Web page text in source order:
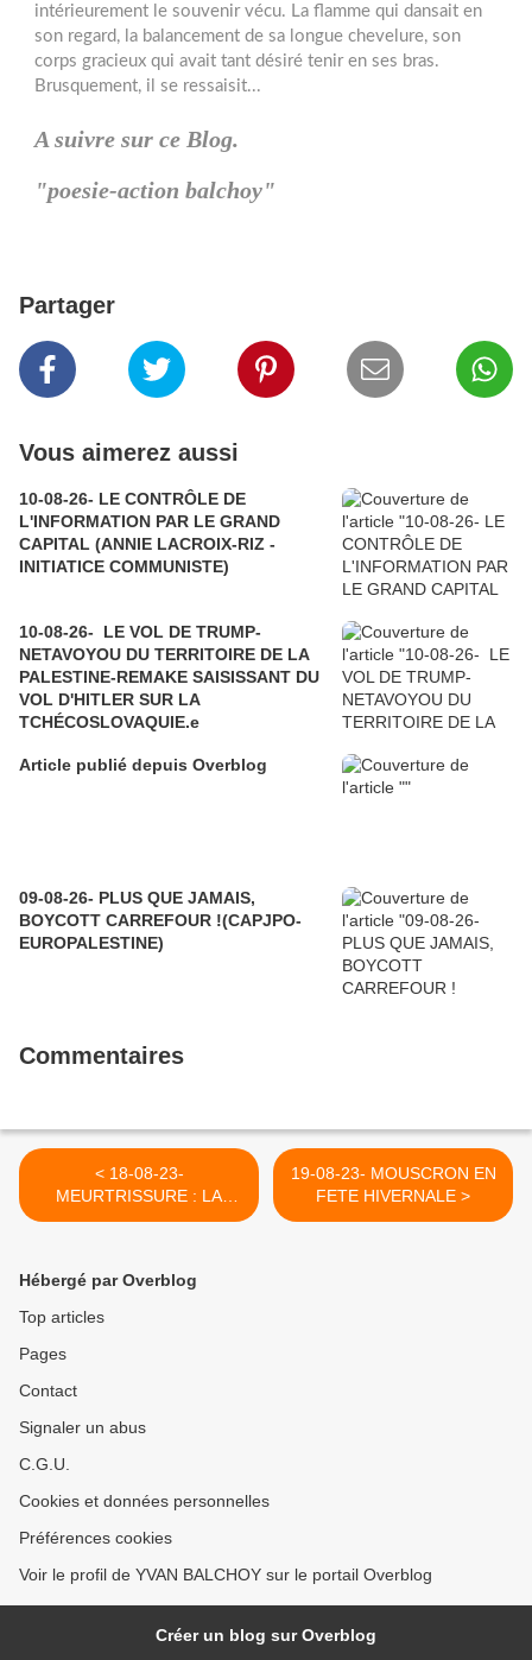
A suivre sur ce Blog.
"poesie-action balchoy"
Partager
Vous aimerez aussi
10-08-26- LE CONTRÔLE DE
L'INFORMATION PAR LE GRAND
CAPITAL (ANNIE LACROIX-RIZ -
INITIATICE COMMUNISTE)
10-08-26- LE VOL DE TRUMP-
NETAVOYOU DU TERRITOIRE DE LA
PALESTINE-REMAKE SAISISSANT DU
VOL D'HITLER SUR LA
TCHÉCOSLOVAQUIE.e
Article publié depuis Overblog
09-08-26- PLUS QUE JAMAIS,
BOYCOTT CARREFOUR !(CAPJPO-
EUROPALESTINE)
Commentaires
< 18-08-23-
MEURTRISSURE : LA
SUITE D'UN ROMAN
19-08-23- MOUSCRON EN
FETE HIVERNALE >
Hébergé par Overblog
Top articles
Pages
Contact
Signaler un abus
C.G.U.
Cookies et données personnelles
Préférences cookies
Voir le profil de YVAN BALCHOY sur le portail Overblog
Créer un blog sur Overblog